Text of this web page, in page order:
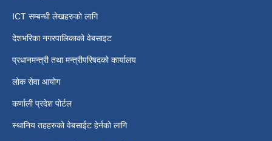
ICT सम्बन्धी लेखहरुको लागि
देशभरिका नगरपालिकाको वेबसाइट
प्रधानमन्त्री तथा मन्त्रीपरिषदको कार्यालय
लोक सेवा आयोग
कर्णाली प्रदेश पोर्टल
स्थानिय तहहरुको वेबसाईट हेर्नको लागि